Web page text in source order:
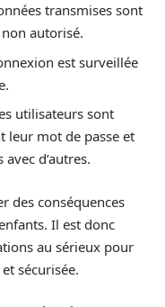
transmises sont
autorisé.
est surveillée
utilisateurs sont
leur mot de passe et
d’autres.
des conséquences
Il est donc
au sérieux pour
sécurisée.